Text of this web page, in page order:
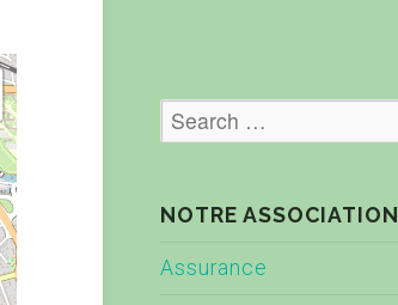
NOTRE ASSOCIATION
Assurance